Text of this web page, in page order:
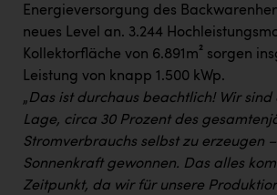
Energieversorgung des
neues Level an. 3.244
Kollektorfläche von 6.891m² sorgen
Leistung von knapp 1.500 kWp.
„Das ist durchaus beachtlich! Wir
Lage, circa 30 Prozent des
Stromverbrauchs selbst zu erzeugen
Sonnenkraft gewonnen. Das alles
Zeitpunkt, da wir für unsere